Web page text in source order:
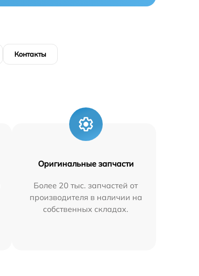
Контакты
Оригинальные запчасти
Более 20 тыс. запчастей от
производителя в наличии на
собственных складах.